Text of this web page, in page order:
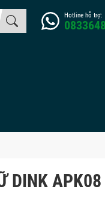
Hotline hỗ trợ:
DINK APK08